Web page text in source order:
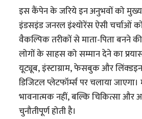
इस कैंपेन के जरिये इन अनुभवों को
इंडसइंड जनरल इंश्योरेंस ऐसी चर्चाओं
वैकल्पिक तरीकों से माता-पिता बनने
लोगों के साहस को सम्मान देने का
यूट्यूब, इंस्टाग्राम, फेसबुक और
डिजिटल प्लेटफॉर्म्स पर चलाया
भावनात्मक नहीं, बल्कि चिकित्सा और
चुनौतीपूर्ण होती है।